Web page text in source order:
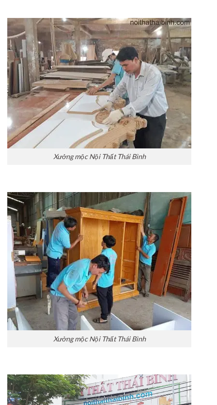
Xưởng mộc Nội Thất Thái Bình
Xưởng mộc Nội Thất Thái Bình